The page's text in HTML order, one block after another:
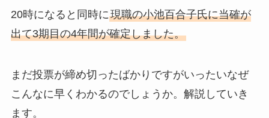
20時になると同時に現職の小池百合子氏に当確が
出て3期目の4年間が確定しました。
まだ投票が締め切ったばかりですがいったいなぜ
こんなに早くわかるのでしょうか。解説していき
ます。